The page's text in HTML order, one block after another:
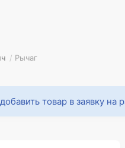
/ Рычаг
товар в заявку на